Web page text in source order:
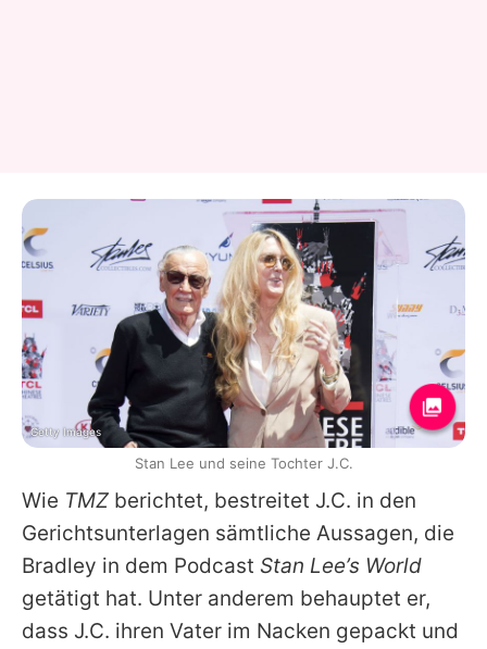
Wie TMZ berichtet, bestreitet J.C. in den
Gerichtsunterlagen sämtliche Aussagen, die
Bradley in dem Podcast Stan Lee’s World
getätigt hat. Unter anderem behauptet er,
dass J.C. ihren Vater im Nacken gepackt und
Getty Images
Stan Lee und seine Tochter J.C.